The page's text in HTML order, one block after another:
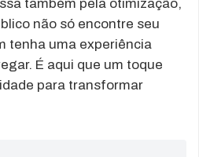
também pela otimização,
não só encontre seu
tenha uma experiência
É aqui que um toque
para transformar